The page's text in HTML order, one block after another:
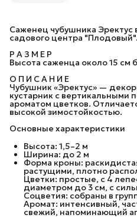
Саженец чубушника Эректус
садового центра "Плодовый".
Р А З М Е Р
Высота саженца около 15 см
О П И С А Н И Е
Чубушник «Эректус» —
кустарник с вертикальными
ароматом цветков.
высокой зимостойкостью.
Основные характеристики
Высота: 1,5–2 м
Ширина: до 2 м
Форма кроны:
растущими, плотно
Цветки: простые, с 4
диаметром до 3 см, с
Соцветия: собраны в
Аромат: интенсивный,
свежий, напоминающий